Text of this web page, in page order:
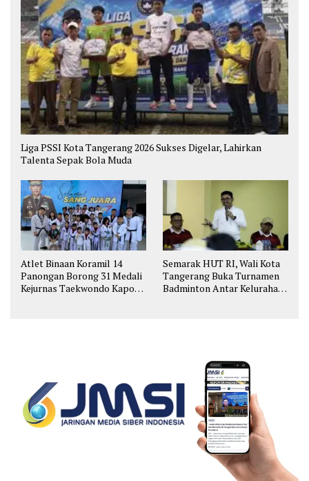
Liga PSSI Kota Tangerang 2026 Sukses Digelar, Lahirkan
Talenta Sepak Bola Muda
Atlet Binaan Koramil 14
Panongan Borong 31 Medali
Kejurnas Taekwondo Kapolri
Semarak HUT RI, Wali Kota
Tangerang Buka Turnamen
Badminton Antar Kelurahan